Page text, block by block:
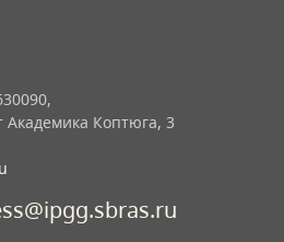
Академика Коптюга, 3